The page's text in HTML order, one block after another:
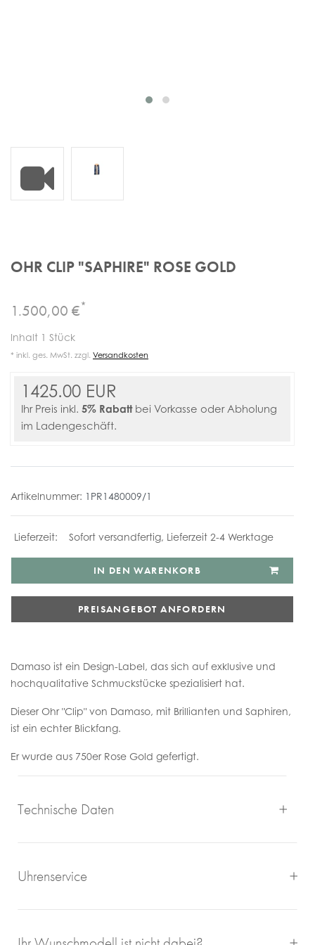
Produktvideo
OHR CLIP "SAPHIRE" ROSE GOLD
1.500,00 €*
Inhalt 1 Stück
* inkl. ges. MwSt. zzgl. Versandkosten
1425.00 EUR
Ihr Preis inkl. 5% Rabattbei Vorkasse oder Abholung
im Ladengeschäft.
Artikelnummer: 1PR1480009/1
Sofort versandfertig, Lieferzeit 2-4 Werktage
IN DEN WARENKORB
PREISANGEBOT ANFORDERN
Damaso ist ein Design-Label, das sich auf exklusive und
hochqualitative Schmuckstücke spezialisiert hat.
Dieser Ohr "Clip" von Damaso, mit Brillianten und Saphiren,
ist ein echter Blickfang.
Er wurde aus 750er Rose Gold gefertigt.
Technische Daten
Uhrenservice
Mit großem Engagement, Sachverstand und viel eigener